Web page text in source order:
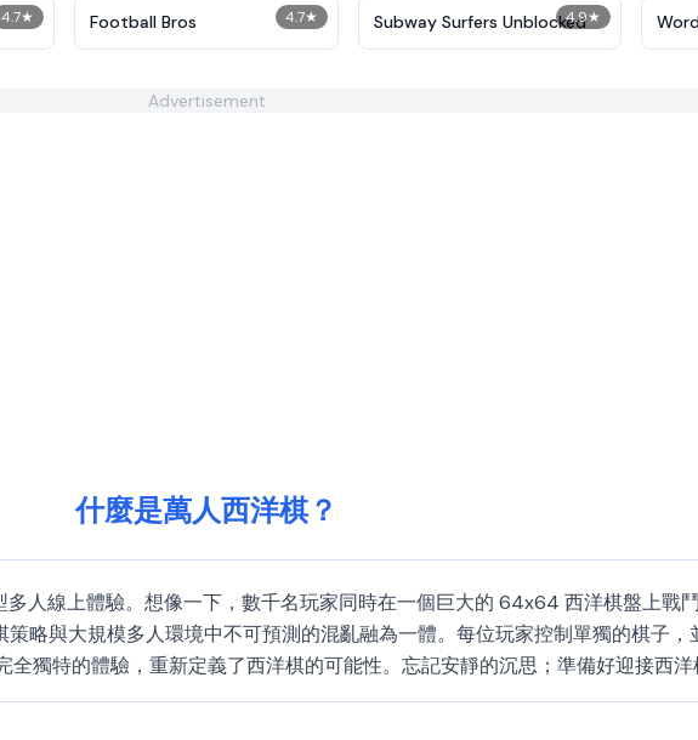
4.7★ 4.7★
Football Bros 4.9★
Subway Surfers Unblocked
Advertisement
什麼是萬人西洋棋？
人線上體驗。想像一下，數千名玩家同時在一個巨大的 64x64 西洋棋盤上戰
略與大規模多人環境中不可預測的混亂融為一體。每位玩家控制單獨的棋子，
獨特的體驗，重新定義了西洋棋的可能性。忘記安靜的沉思；準備好迎接西洋